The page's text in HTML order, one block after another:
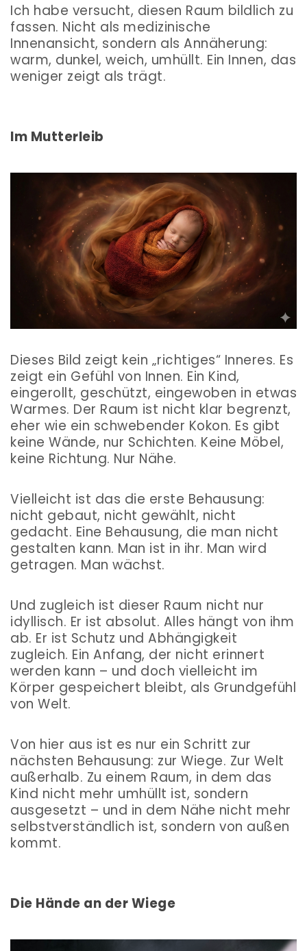
Ich habe versucht, diesen Raum bildlich zu
fassen. Nicht als medizinische
Innenansicht, sondern als Annäherung:
warm, dunkel, weich, umhüllt. Ein Innen, das
weniger zeigt als trägt.
Im Mutterleib
Dieses Bild zeigt kein „richtiges“ Inneres. Es
zeigt ein Gefühl von Innen. Ein Kind,
eingerollt, geschützt, eingewoben in etwas
Warmes. Der Raum ist nicht klar begrenzt,
eher wie ein schwebender Kokon. Es gibt
keine Wände, nur Schichten. Keine Möbel,
keine Richtung. Nur Nähe.
Vielleicht ist das die erste Behausung:
nicht gebaut, nicht gewählt, nicht
gedacht. Eine Behausung, die man nicht
gestalten kann. Man ist in ihr. Man wird
getragen. Man wächst.
Und zugleich ist dieser Raum nicht nur
idyllisch. Er ist absolut. Alles hängt von ihm
ab. Er ist Schutz und Abhängigkeit
zugleich. Ein Anfang, der nicht erinnert
werden kann – und doch vielleicht im
Körper gespeichert bleibt, als Grundgefühl
von Welt.
Von hier aus ist es nur ein Schritt zur
nächsten Behausung: zur Wiege. Zur Welt
außerhalb. Zu einem Raum, in dem das
Kind nicht mehr umhüllt ist, sondern
ausgesetzt – und in dem Nähe nicht mehr
selbstverständlich ist, sondern von außen
kommt.
Die Hände an der Wiege